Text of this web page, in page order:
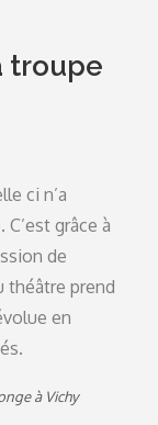
troupe
ci n’a
grâce à
de
théâtre prend
en
à Vichy